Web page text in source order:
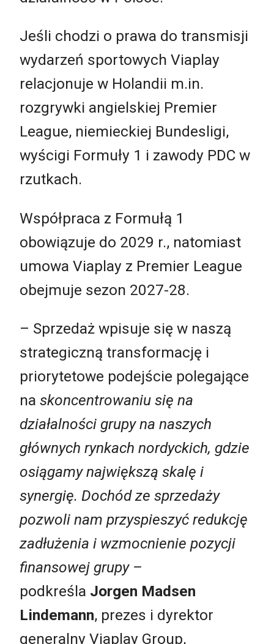
Jeśli chodzi o prawa do transmisji
wydarzeń sportowych Viaplay
relacjonuje w Holandii m.in.
rozgrywki angielskiej Premier
League, niemieckiej Bundesligi,
wyścigi Formuły 1 i zawody PDC w
rzutkach.
Współpraca z Formułą 1
obowiązuje do 2029 r., natomiast
umowa Viaplay z Premier League
obejmuje sezon 2027-28.
– Sprzedaż wpisuje się w naszą
strategiczną transformację i
priorytetowe podejście polegające
na skoncentrowaniu się na
działalności grupy na naszych
głównych rynkach nordyckich, gdzie
osiągamy największą skalę i
synergię. Dochód ze sprzedaży
pozwoli nam przyspieszyć redukcję
zadłużenia i wzmocnienie pozycji
finansowej grupy –
podkreśla Jorgen Madsen
Lindemann, prezes i dyrektor
generalny Viaplay Group,